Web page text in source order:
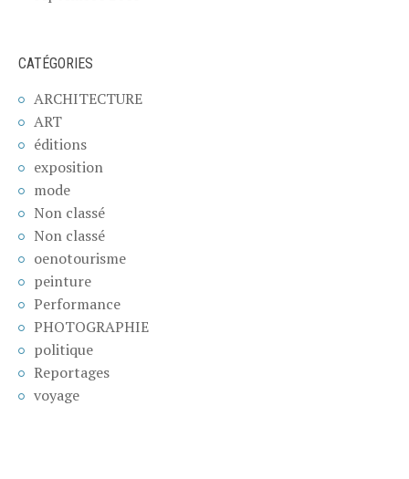
CATÉGORIES
ARCHITECTURE
ART
éditions
exposition
mode
Non classé
Non classé
oenotourisme
peinture
Performance
PHOTOGRAPHIE
politique
Reportages
voyage